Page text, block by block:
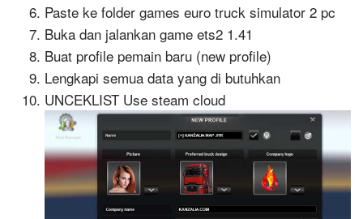
Paste ke folder games euro truck simulator 2 pc
Buka dan jalankan game ets2 1.41
Buat profile pemain baru (new profile)
Lengkapi semua data yang di butuhkan
UNCEKLIST Use steam cloud